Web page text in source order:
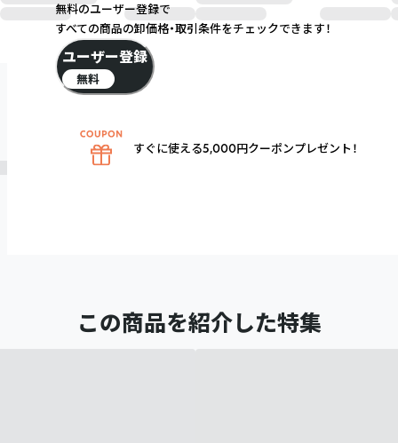
この商品を紹介した特集
無料のユーザー登録で
すべての商品の卸価格・取引条件をチェックできます！
ユーザー登録
無料
すぐに使える5,000円クーポンプレゼント！